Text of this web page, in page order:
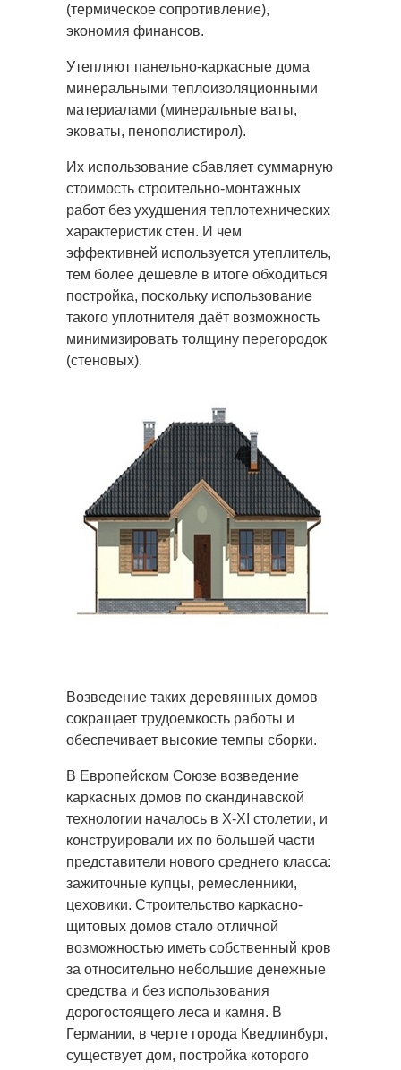
(термическое сопротивление),
экономия финансов.
Утепляют панельно-каркасные дома
минеральными теплоизоляционными
материалами (минеральные ваты,
эковаты, пенополистирол).
Их использование сбавляет суммарную
стоимость строительно-монтажных
работ без ухудшения теплотехнических
характеристик стен. И чем
эффективней используется утеплитель,
тем более дешевле в итоге обходиться
постройка, поскольку использование
такого уплотнителя даёт возможность
минимизировать толщину перегородок
(стеновых).
Возведение таких деревянных домов
сокращает трудоемкость работы и
обеспечивает высокие темпы сборки.
В Европейском Союзе возведение
каркасных домов по скандинавской
технологии началось в X-XI столетии, и
конструировали их по большей части
представители нового среднего класса:
зажиточные купцы, ремесленники,
цеховики. Строительство каркасно-
щитовых домов стало отличной
возможностью иметь собственный кров
за относительно небольшие денежные
средства и без использования
дорогостоящего леса и камня. В
Германии, в черте города Кведлинбург,
существует дом, постройка которого